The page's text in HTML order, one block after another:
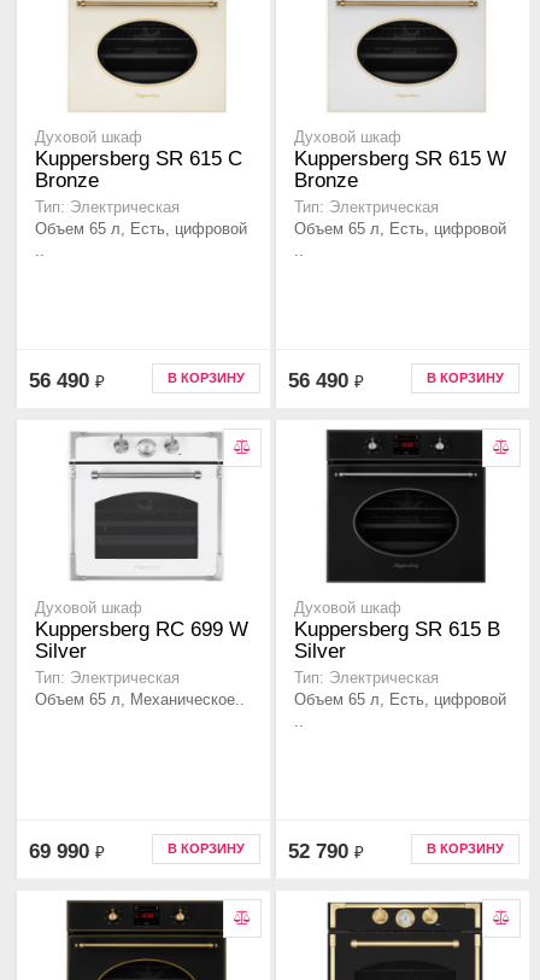
Духовой шкаф
Kuppersberg SR 615 C
Bronze
Тип: Электрическая
Объем 65 л, Есть, цифровой
..
56 490 ₽ В КОРЗИНУ
Духовой шкаф
Kuppersberg SR 615 W
Bronze
Тип: Электрическая
Объем 65 л, Есть, цифровой
..
56 490 ₽ В КОРЗИНУ
Духовой шкаф
Kuppersberg RC 699 W
Silver
Тип: Электрическая
Объем 65 л, Механическое..
69 990 ₽ В КОРЗИНУ
Духовой шкаф
Kuppersberg SR 615 B
Silver
Тип: Электрическая
Объем 65 л, Есть, цифровой
..
52 790 ₽ В КОРЗИНУ